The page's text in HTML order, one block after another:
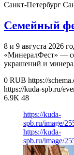
Санкт-Петербург
Семейный
8 и 9 августа 2026
«MинералФест» —
украшений и
0 RUB https://
https://kuda-spb.ru/
6.9K 48
https://kuda-
spb.ru/image/
https://kuda-
spb.ru/image/